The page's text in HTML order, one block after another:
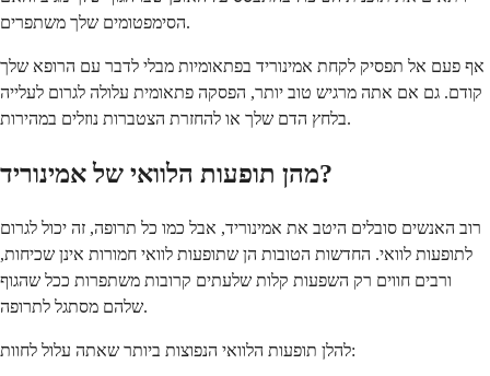
הסימפטומים שלך משתפרים.
אף פעם אל תפסיק לקחת אמינוריד בפתאומיות מבלי לדבר עם הרופא שלך
קודם. גם אם אתה מרגיש טוב יותר, הפסקה פתאומית עלולה לגרום לעלייה
בלחץ הדם שלך או להחזרת הצטברות נוזלים במהירות.
מהן תופעות הלוואי של אמינוריד?
רוב האנשים סובלים היטב את אמינוריד, אבל כמו כל תרופה, זה יכול לגרום
לתופעות לוואי. החדשות הטובות הן שתופעות לוואי חמורות אינן שכיחות,
ורבים חווים רק השפעות קלות שלעתים קרובות משתפרות ככל שהגוף
שלהם מסתגל לתרופה.
להלן תופעות הלוואי הנפוצות ביותר שאתה עלול לחוות: